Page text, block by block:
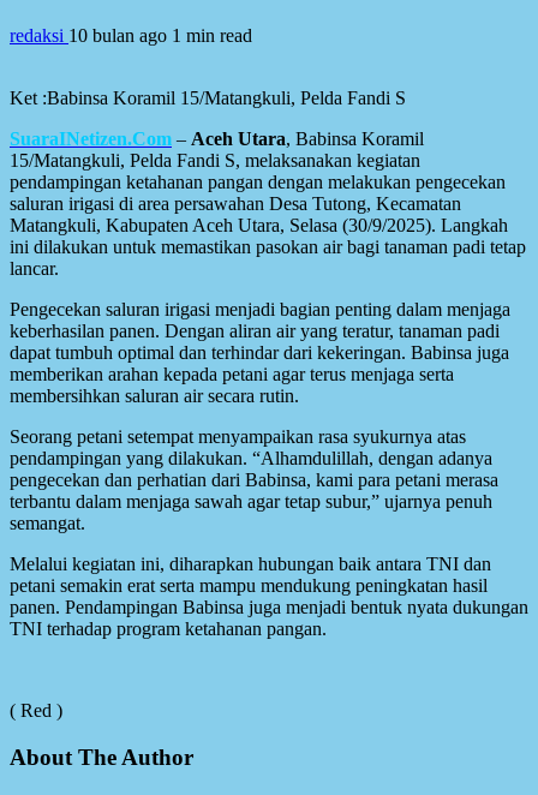
redaksi 10 bulan ago 1 min read
Ket :Babinsa Koramil 15/Matangkuli, Pelda Fandi S
SuaraINetizen.Com – Aceh Utara, Babinsa Koramil
15/Matangkuli, Pelda Fandi S, melaksanakan kegiatan
pendampingan ketahanan pangan dengan melakukan pengecekan
saluran irigasi di area persawahan Desa Tutong, Kecamatan
Matangkuli, Kabupaten Aceh Utara, Selasa (30/9/2025). Langkah
ini dilakukan untuk memastikan pasokan air bagi tanaman padi tetap
lancar.
Pengecekan saluran irigasi menjadi bagian penting dalam menjaga
keberhasilan panen. Dengan aliran air yang teratur, tanaman padi
dapat tumbuh optimal dan terhindar dari kekeringan. Babinsa juga
memberikan arahan kepada petani agar terus menjaga serta
membersihkan saluran air secara rutin.
Seorang petani setempat menyampaikan rasa syukurnya atas
pendampingan yang dilakukan. “Alhamdulillah, dengan adanya
pengecekan dan perhatian dari Babinsa, kami para petani merasa
terbantu dalam menjaga sawah agar tetap subur,” ujarnya penuh
semangat.
Melalui kegiatan ini, diharapkan hubungan baik antara TNI dan
petani semakin erat serta mampu mendukung peningkatan hasil
panen. Pendampingan Babinsa juga menjadi bentuk nyata dukungan
TNI terhadap program ketahanan pangan.
( Red )
About The Author